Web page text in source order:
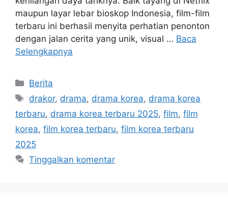
maupun layar lebar bioskop Indonesia, film-film
terbaru ini berhasil menyita perhatian penonton
dengan jalan cerita yang unik, visual … Baca
Selengkapnya
Kategori
Berita
Tag
drakor, drama, drama korea, drama korea
terbaru, drama korea terbaru 2025, film, film
korea, film korea terbaru, film korea terbaru
2025
Tinggalkan komentar